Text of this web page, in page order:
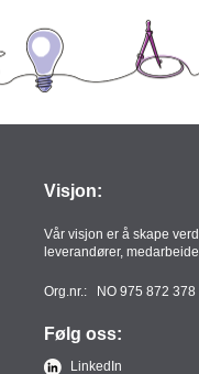
Visjon:
Vår visjon er å skape
leverandører,
Org.nr.: NO 975 872 378
Følg oss:
LinkedIn